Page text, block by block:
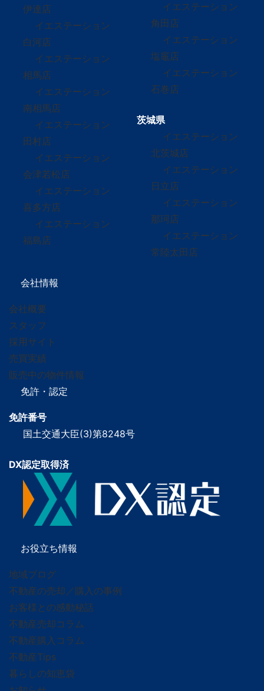
伊達店
イエステーション
白河店
イエステーション
相馬店
イエステーション
南相馬店
イエステーション
田村店
イエステーション
会津若松店
イエステーション
喜多方店
イエステーション
福島店
イエステーション
角田店
イエステーション
塩竈店
イエステーション
石巻店
茨城県
イエステーション
北茨城店
イエステーション
日立店
イエステーション
那珂店
イエステーション
常陸太田店
会社情報
会社概要
スタッフ
採用サイト
売買実績
販売中の物件情報
免許・認定
免許番号
国土交通大臣(3)第8248号
DX認定取得済
お役立ち情報
地域ブログ
不動産の売却／購入の事例
お客様との感動秘話
不動産売却コラム
不動産購入コラム
不動産Tips
暮らしの知恵袋